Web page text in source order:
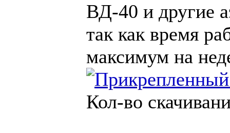
ВД-40 и другие
так как время
максимум на
Кол-во